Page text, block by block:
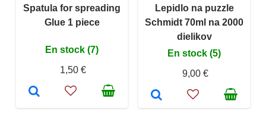
Spatula for spreading
Glue 1 piece
En stock (7)
1,50 €
Lepidlo na puzzle
Schmidt 70ml na 2000
dielikov
En stock (5)
9,00 €